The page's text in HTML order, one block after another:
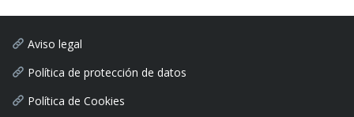
Aviso legal
Política de protección de datos
Política de Cookies